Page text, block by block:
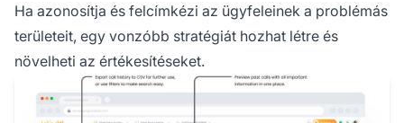
Ha azonosítja és felcímkézi az ügyfeleinek a problémás
területeit, egy vonzóbb stratégiát hozhat létre és
növelheti az értékesítéseket.